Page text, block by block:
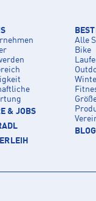
& JOBS
Alle
Bike
BLOG